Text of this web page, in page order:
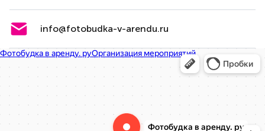
info@fotobudka-v-arendu.ru